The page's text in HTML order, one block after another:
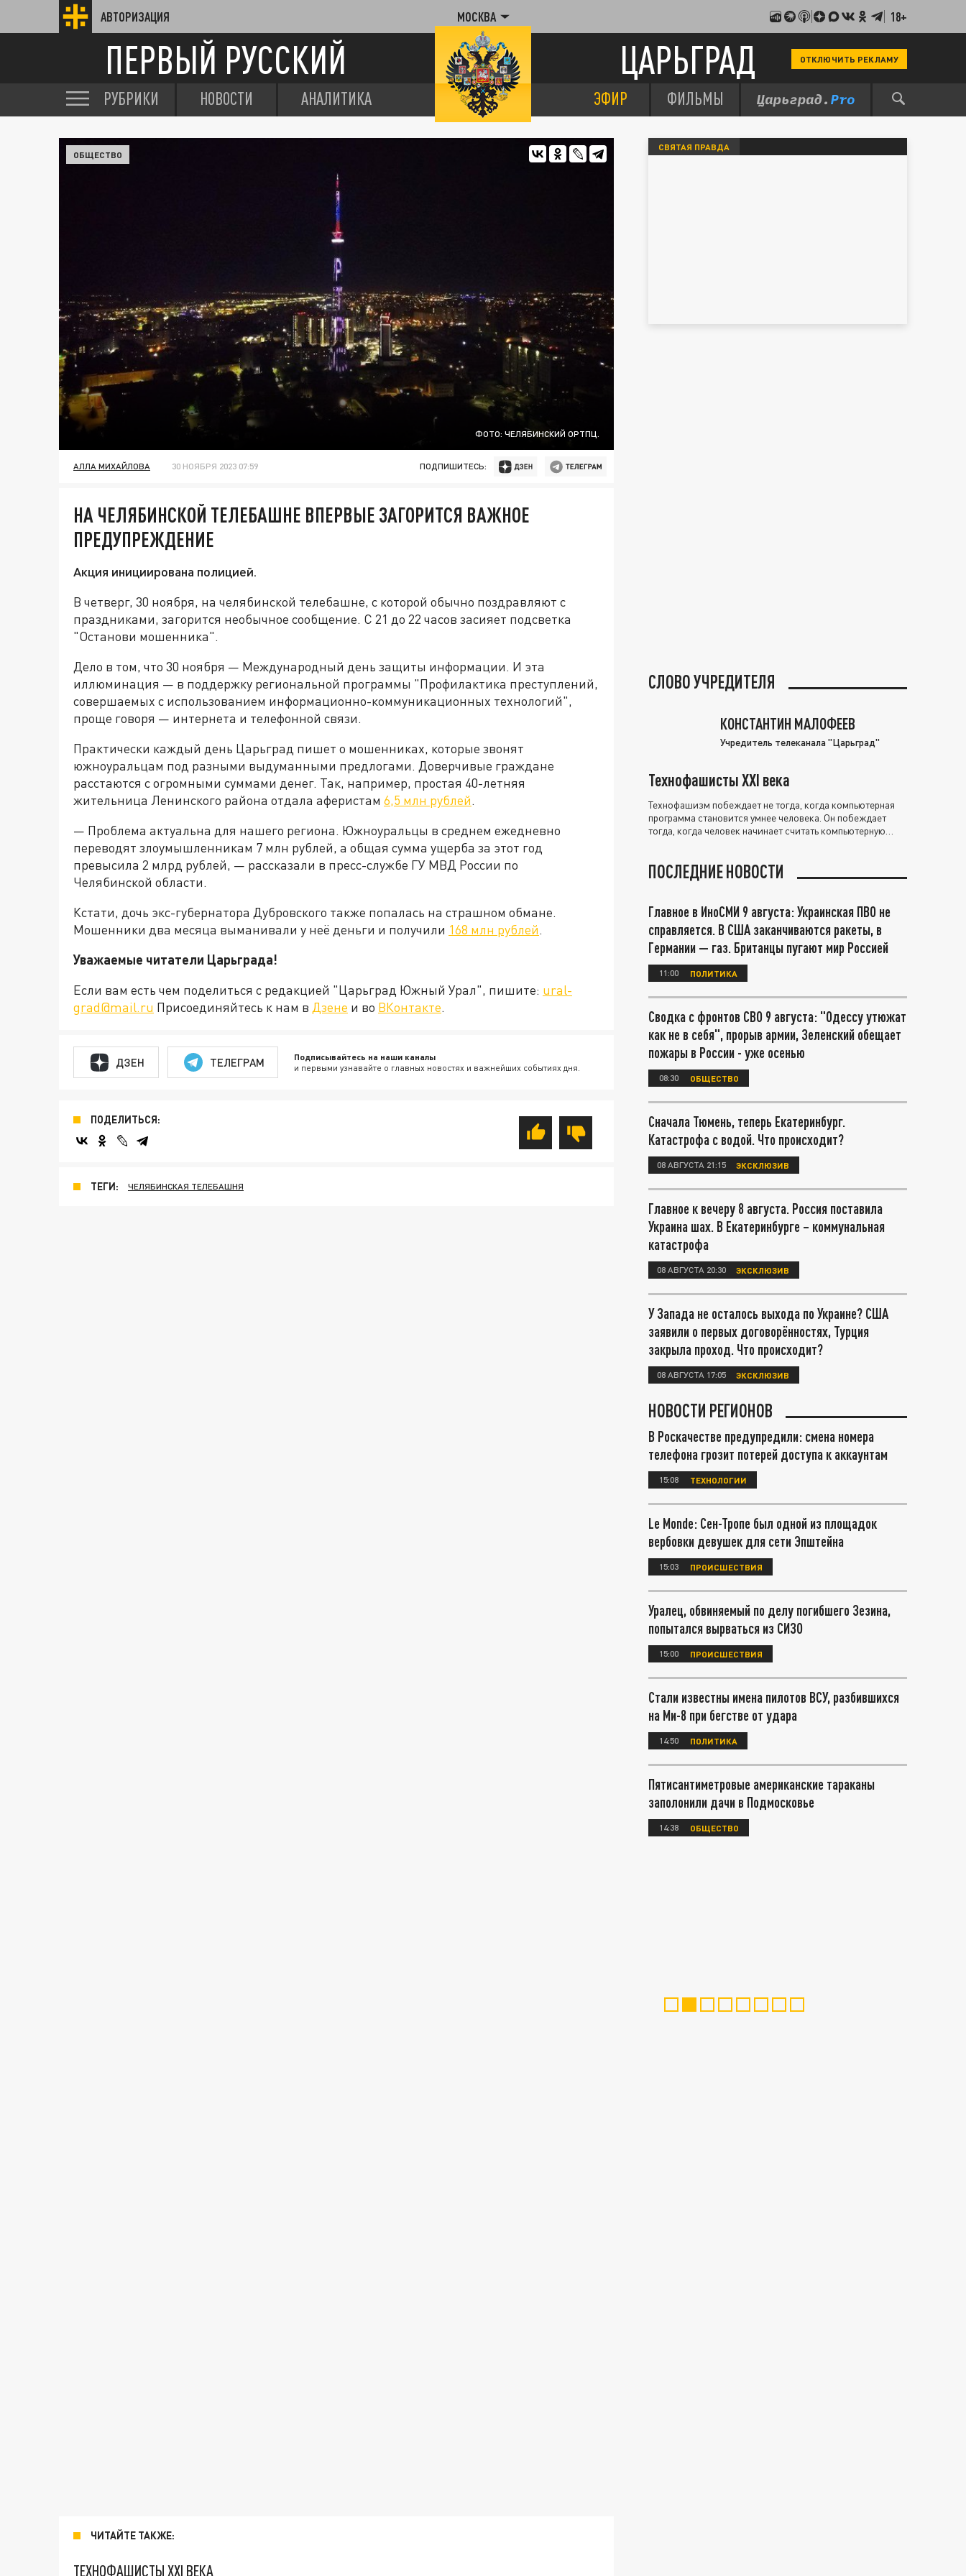
АВТОРИЗАЦИЯ МОСКВА 18+
ПЕРВЫЙ РУССКИЙ ЦАРЬГРАД ОТКЛЮЧИТЬ РЕКЛАМУ
РУБРИКИ НОВОСТИ АНАЛИТИКА ЭФИР ФИЛЬМЫ
ФОТО: ЧЕЛЯБИНСКИЙ ОРТПЦ.
ОБЩЕСТВО
АЛЛА МИХАЙЛОВА 30 НОЯБРЯ 2023 07:59 ПОДПИШИТЕСЬ:
НА ЧЕЛЯБИНСКОЙ ТЕЛЕБАШНЕ ВПЕРВЫЕ ЗАГОРИТСЯ ВАЖНОЕ
ПРЕДУПРЕЖДЕНИЕ
Акция инициирована полицией.
В четверг, 30 ноября, на челябинской телебашне, с которой обычно поздравляют с
праздниками, загорится необычное сообщение. С 21 до 22 часов засияет подсветка
"Останови мошенника".
Дело в том, что 30 ноября — Международный день защиты информации. И эта
иллюминация — в поддержку региональной программы "Профилактика преступлений,
совершаемых с использованием информационно-коммуникационных технологий",
проще говоря — интернета и телефонной связи.
Практически каждый день Царьград пишет о мошенниках, которые звонят
южноуральцам под разными выдуманными предлогами. Доверчивые граждане
расстаются с огромными суммами денег. Так, например, простая 40-летняя
жительница Ленинского района отдала аферистам 6,5 млн рублей.
— Проблема актуальна для нашего региона. Южноуральцы в среднем ежедневно
переводят злоумышленникам 7 млн рублей, а общая сумма ущерба за этот год
превысила 2 млрд рублей, — рассказали в пресс-службе ГУ МВД России по
Челябинской области.
Кстати, дочь экс-губернатора Дубровского также попалась на страшном обмане.
Мошенники два месяца выманивали у неё деньги и получили 168 млн рублей.
Уважаемые читатели Царьграда!
Если вам есть чем поделиться с редакцией "Царьград Южный Урал", пишите: ural-
grad@mail.ru Присоединяйтесь к нам в Дзене и во ВКонтакте.
ДЗЕН ТЕЛЕГРАМ Подписывайтесь на наши каналы
и первыми узнавайте о главных новостях и важнейших событиях дня.
ПОДЕЛИТЬСЯ:
ТЕГИ: ЧЕЛЯБИНСКАЯ ТЕЛЕБАШНЯ
ЧИТАЙТЕ ТАКЖЕ:
ТЕХНОФАШИСТЫ XXI ВЕКА
СВЯТАЯ ПРАВДА
СЛОВО УЧРЕДИТЕЛЯ
КОНСТАНТИН МАЛОФЕЕВ
Учредитель телеканала "Царьград"
Технофашисты XXI века
Технофашизм побеждает не тогда, когда компьютерная
программа становится умнее человека. Он побеждает
тогда, когда человек начинает считать компьютерную
ПОСЛЕДНИЕ НОВОСТИ
Главное в ИноСМИ 9 августа: Украинская ПВО не
справляется. В США заканчиваются ракеты, в
Германии — газ. Британцы пугают мир Россией
11:00 ПОЛИТИКА
Сводка с фронтов СВО 9 августа: "Одессу утюжат
как не в себя", прорыв армии, Зеленский обещает
пожары в России - уже осенью
08:30 ОБЩЕСТВО
Сначала Тюмень, теперь Екатеринбург.
Катастрофа с водой. Что происходит?
08 АВГУСТА 21:15 ЭКСКЛЮЗИВ
Главное к вечеру 8 августа. Россия поставила
Украина шах. В Екатеринбурге – коммунальная
катастрофа
08 АВГУСТА 20:30 ЭКСКЛЮЗИВ
У Запада не осталось выхода по Украине? США
заявили о первых договорённостях, Турция
закрыла проход. Что происходит?
08 АВГУСТА 17:05 ЭКСКЛЮЗИВ
НОВОСТИ РЕГИОНОВ
В Роскачестве предупредили: смена номера
телефона грозит потерей доступа к аккаунтам
15:08 ТЕХНОЛОГИИ
Le Monde: Сен-Тропе был одной из площадок
вербовки девушек для сети Эпштейна
15:03 ПРОИСШЕСТВИЯ
Уралец, обвиняемый по делу погибшего Зезина,
попытался вырваться из СИЗО
15:00 ПРОИСШЕСТВИЯ
Стали известны имена пилотов ВСУ, разбившихся
на Ми-8 при бегстве от удара
14:50 ПОЛИТИКА
Пятисантиметровые американские тараканы
заполонили дачи в Подмосковье
14:38 ОБЩЕСТВО